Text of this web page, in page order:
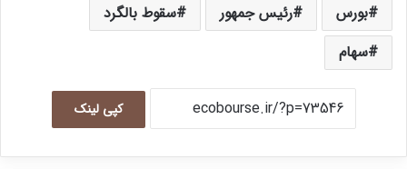
بورس رئیس جمهور
سقوط بالگرد
سهام
کپی لینک